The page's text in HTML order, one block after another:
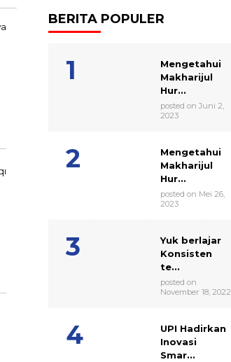
BERITA POPULER
Mengetahui
Makharijul
Hur...
posted on Juni 2,
2023
Mengetahui
Makharijul
Hur...
posted on Mei 26,
2023
Yuk berlajar
Konsisten
te...
posted on
November 18, 2022
UPI Hadirkan
Inovasi
Smar...